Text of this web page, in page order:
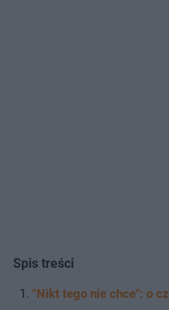
Spis treści
"Nikt tego nie chce": o